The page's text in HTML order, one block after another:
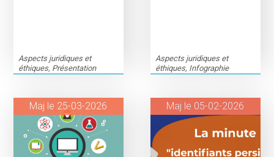
Aspects juridiques et
éthiques, Présentation
Aspects juridiques et
éthiques, Infographie
Maj le 25-03-2026 Maj le 05-02-2026